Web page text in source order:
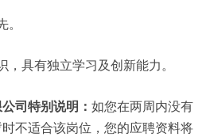
。
，具有独立学习及创新能力。
公司特别说明：如您在两周内没有
不适合该岗位，您的应聘资料将